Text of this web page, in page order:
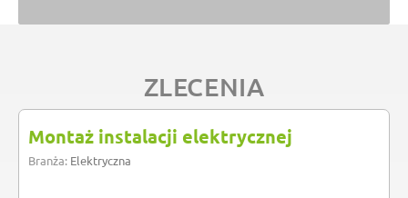
ZLECENIA
Montaż instalacji elektrycznej
Branża: Elektryczna